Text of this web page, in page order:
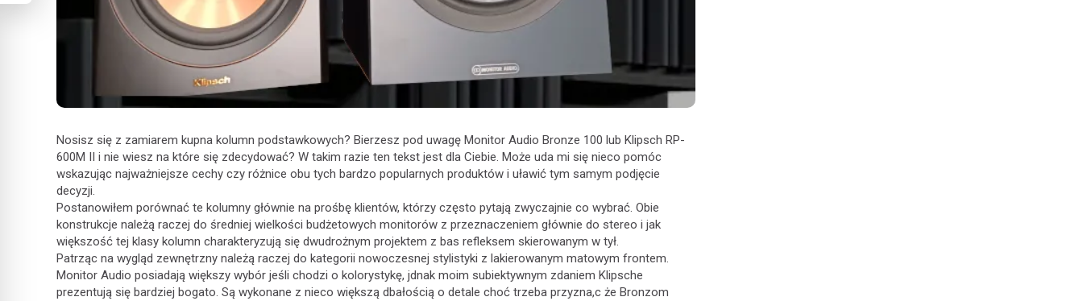
Nosisz się z zamiarem kupna kolumn podstawkowych? Bierzesz pod uwagę Monitor Audio Bronze 100 lub Klipsch RP-
600M II i nie wiesz na które się zdecydować? W takim razie ten tekst jest dla Ciebie. Może uda mi się nieco pomóc
wskazując najważniejsze cechy czy różnice obu tych bardzo popularnych produktów i uławić tym samym podjęcie
decyzji.
Postanowiłem porównać te kolumny głównie na prośbę klientów, którzy często pytają zwyczajnie co wybrać. Obie
konstrukcje należą raczej do średniej wielkości budżetowych monitorów z przeznaczeniem głównie do stereo i jak
większość tej klasy kolumn charakteryzują się dwudrożnym projektem z bas refleksem skierowanym w tył.
Patrząc na wygląd zewnętrzny należą raczej do kategorii nowoczesnej stylistyki z lakierowanym matowym frontem.
Monitor Audio posiadają większy wybór jeśli chodzi o kolorystykę, jdnak moim subiektywnym zdaniem Klipsche
prezentują się bardziej bogato. Są wykonane z nieco większą dbałością o detale choć trzeba przyzna,c że Bronzom